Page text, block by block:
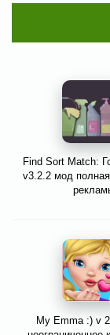
Find Sort Match:
v3.2.2 мод
My Emma :) v